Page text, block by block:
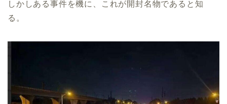
しかしある事件を機に、これが開封名物であると知
る。